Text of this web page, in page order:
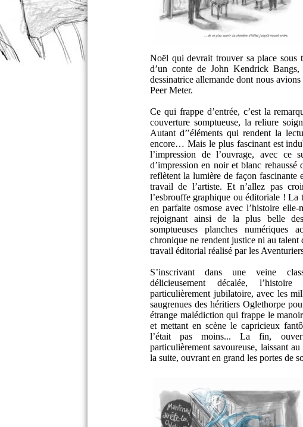
Noël qui devrait trouver sa place sous
d’un conte de John Kendrick
dessinatrice allemande dont nous
Peer Meter.
Ce qui frappe d’entrée, c’est la
couverture somptueuse, la reliure
Autant d’’éléments qui rendent la
encore… Mais le plus fascinant est
l’impression de l’ouvrage, avec ce
d’impression en noir et blanc rehaussé
reflètent la lumière de façon fascinante
travail de l’artiste. Et n’allez pas
l’esbrouffe graphique ou éditoriale ! La
en parfaite osmose avec l’histoire
rejoignant ainsi de la plus belle
somptueuses planches numériques
chronique ne rendent justice ni au talent
travail éditorial réalisé par les
S’inscrivant dans une veine
délicieusement décalée,
particulièrement jubilatoire, avec les
saugrenues des héritiers Oglethorpe
étrange malédiction qui frappe le
et mettant en scène le capricieux
l’était pas moins... La fin,
particulièrement savoureuse, laissant
la suite, ouvrant en grand les portes de